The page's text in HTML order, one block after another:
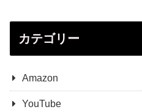
カテゴリー
Amazon
YouTube